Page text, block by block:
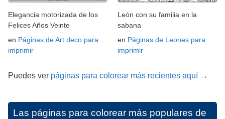
Elegancia motorizada de los
Felices Años Veinte
en Páginas de Art deco para
imprimir
León con su familia en la
sabana
en Páginas de Leones para
imprimir
Puedes ver páginas para colorear más recientes aquí →
Las páginas para colorear más populares de